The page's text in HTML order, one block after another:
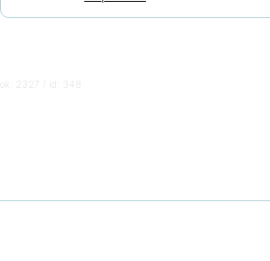
ok: 2327 / id: 348